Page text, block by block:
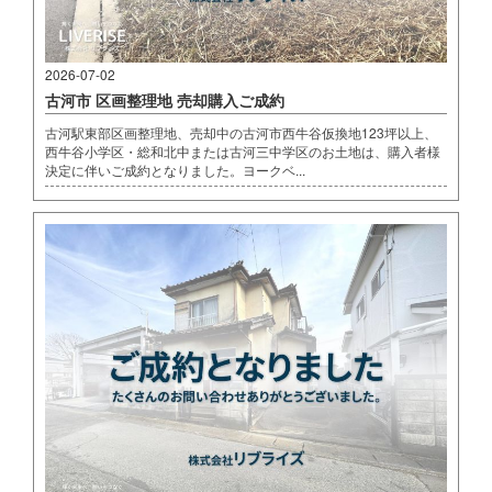
2026-07-02
古河市 区画整理地 売却購入ご成約
古河駅東部区画整理地、売却中の古河市西牛谷仮換地123坪以上、
西牛谷小学区・総和北中または古河三中学区のお土地は、購入者様
決定に伴いご成約となりました。ヨークベ...